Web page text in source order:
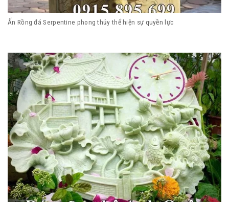
Ấn Rồng đá Serpentine phong thủy thể hiện sự quyền lực